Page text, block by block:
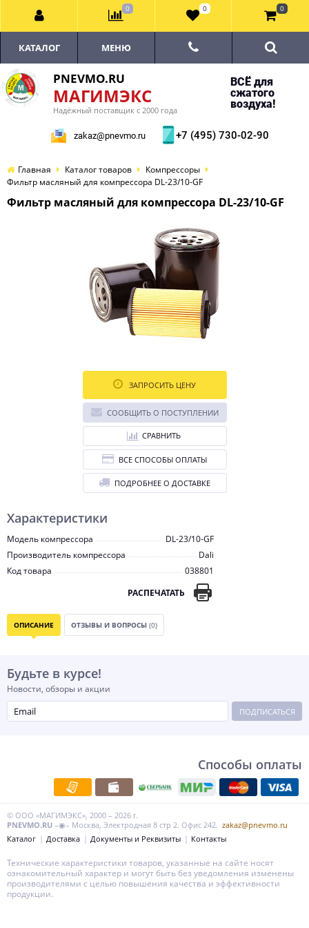
PNEVMO.RU
МАГИМЭКС
Надёжный поставщик с 2000 года
ВСЁ для
сжатого
воздуха!
zakaz@pnevmo.ru +7 (495) 730-02-90
КАТАЛОГ МЕНЮ
Главная Каталог товаров
Компрессоры
Фильтр масляный для компрессора DL-23/10-GF
Фильтр масляный для компрессора DL-23/10-GF
Характеристики
Модель компрессора
DL-23/10-GF
Производитель компрессора
Dali
Код товара
038801
РАСПЕЧАТАТЬ
ЗАПРОСИТЬ ЦЕНУ
СООБЩИТЬ О ПОСТУПЛЕНИИ
СРАВНИТЬ
ВСЕ СПОСОБЫ ОПЛАТЫ
ПОДРОБНЕЕ О ДОСТАВКЕ
ОПИСАНИЕ ОТЗЫВЫ И ВОПРОСЫ (0)
Будьте в курсе!
Новости, обзоры и акции
ПОДПИСАТЬСЯ
Способы оплаты
© ООО «МАГИМЭКС», 2000 – 2026 г.
PNEVMO.RU –◉– Москва, Электродная 8 стр 2. Офис 242. zakaz@pnevmo.ru
Каталог
Доставка Документы и Реквизиты Контакты
0 0 0
Технические характеристики товаров, указанные на сайте носят
ознакомительный характер и могут быть без уведомления изменены
производителями с целью повышения качества и эффективности
продукции.